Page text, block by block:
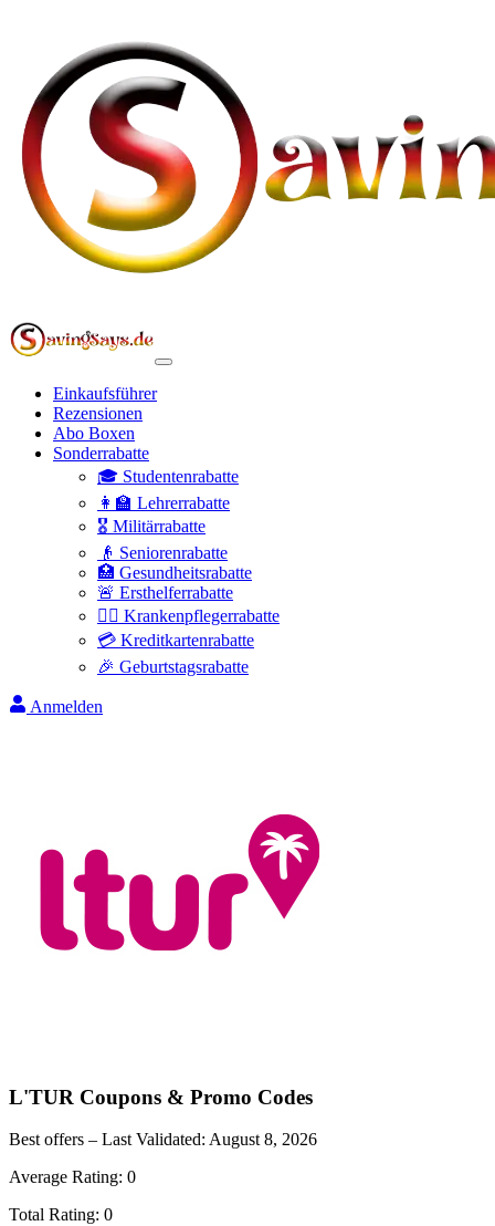
Einkaufsführer
Rezensionen
Abo Boxen
Sonderrabatte
🎓 Studentenrabatte
👩‍🏫 Lehrerrabatte
🎖️ Militärrabatte
👴 Seniorenrabatte
🏥 Gesundheitsrabatte
🚨 Ersthelferrabatte
👩‍⚕️ Krankenpflegerrabatte
💳 Kreditkartenrabatte
🎉 Geburtstagsrabatte
Anmelden
L'TUR Coupons & Promo Codes
Best offers – Last Validated: August 8, 2026
Average Rating: 0
Total Rating: 0